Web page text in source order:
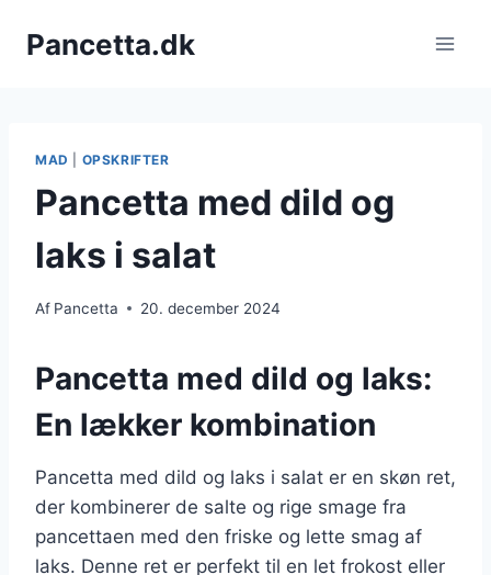
Pancetta.dk
MAD OPSKRIFTER
Pancetta med dild og
laks i salat
Af Pancetta 20. december 2024
Pancetta med dild og laks:
En lækker kombination
Pancetta med dild og laks i salat er en skøn ret,
der kombinerer de salte og rige smage fra
pancettaen med den friske og lette smag af
laks. Denne ret er perfekt til en let frokost eller